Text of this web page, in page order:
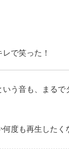
で笑った！
う音も、まるで
度も再生したく